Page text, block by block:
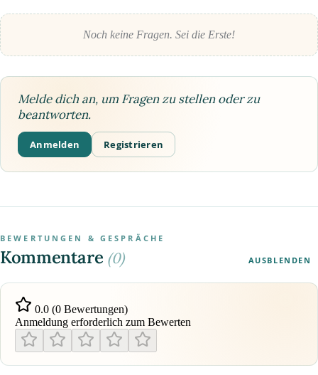
Noch keine Fragen. Sei die Erste!
Melde dich an, um Fragen zu stellen oder zu
beantworten.
Anmelden Registrieren
BEWERTUNGEN & GESPRÄCHE
Kommentare (0) AUSBLENDEN
0.0 (0 Bewertungen)
Anmeldung erforderlich zum Bewerten